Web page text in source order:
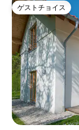
ゲストチョイス
ゲストチョイス